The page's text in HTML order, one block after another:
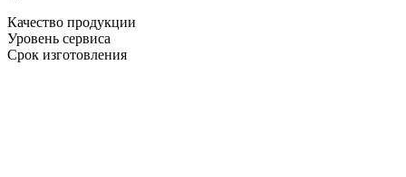
Качество продукции
Уровень сервиса
Срок изготовления